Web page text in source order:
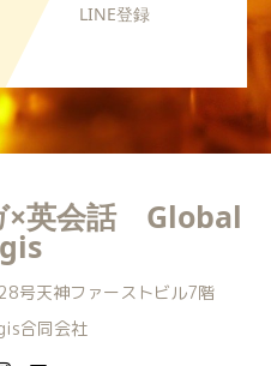
LINE登録
英会話 Global
号天神ファーストビル7階
合同会社